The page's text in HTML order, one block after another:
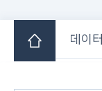
데이터